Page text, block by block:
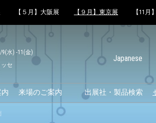
【５月】大阪展 【９月】東京展 【11月
9(水) -11(金)
セ
Japanese
English
Korean (Naver
来場のご案内
来場のご案内
出展社・製品検索